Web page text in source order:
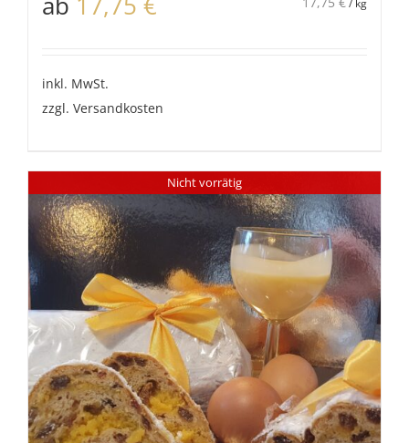
inkl. MwSt.
zzgl. Versandkosten
Nicht vorrätig